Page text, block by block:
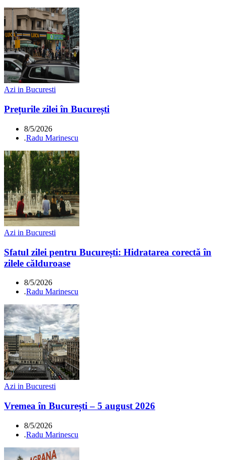
Azi in Bucuresti
Prețurile zilei în București
8/5/2026
.Radu Marinescu
Azi in Bucuresti
Sfatul zilei pentru București: Hidratarea corectă în
zilele călduroase
8/5/2026
.Radu Marinescu
Azi in Bucuresti
Vremea în București – 5 august 2026
8/5/2026
.Radu Marinescu